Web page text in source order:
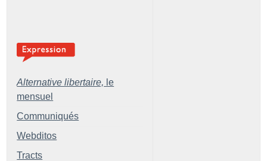
Alternative libertaire, le
mensuel
Communiqués
Webditos
Tracts